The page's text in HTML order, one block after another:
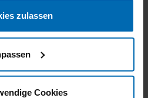
zulassen
Cookies
HO